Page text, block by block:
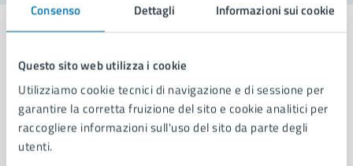
Consenso Dettagli Informazioni sui cookie
Questo sito web utilizza i cookie
Utilizziamo cookie tecnici di navigazione e di sessione per
garantire la corretta fruizione del sito e cookie analitici per
raccogliere informazioni sull'uso del sito da parte degli
utenti.
Comune di Napoli
AMMINISTRAZIONE